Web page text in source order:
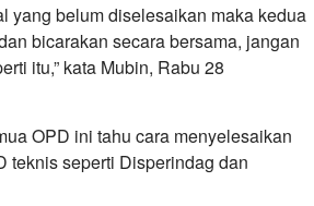
yang belum diselesaikan maka kedua
bicarakan secara bersama, jangan
itu,” kata Mubin, Rabu 28
OPD ini tahu cara menyelesaikan
teknis seperti Disperindag dan